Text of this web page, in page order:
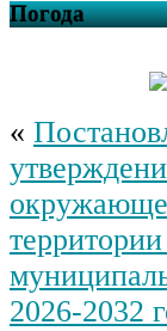
Погода
«
2026-2032